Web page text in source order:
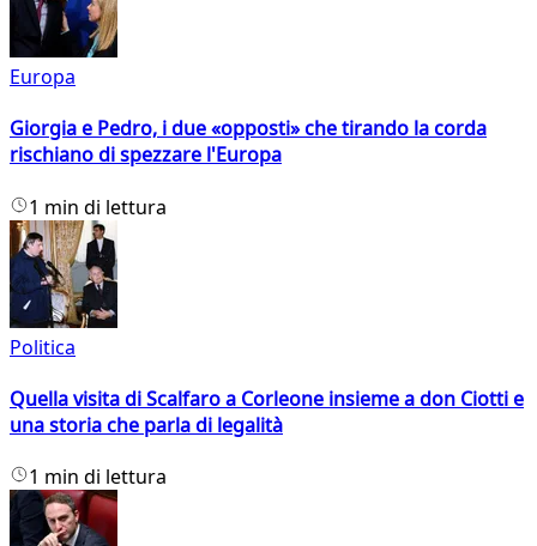
Europa
Giorgia e Pedro, i due «opposti» che tirando la corda
rischiano di spezzare l'Europa
1 min di lettura
Politica
Quella visita di Scalfaro a Corleone insieme a don Ciotti e
una storia che parla di legalità
1 min di lettura